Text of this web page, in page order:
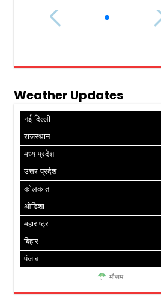
Weather Updates
नई दिल्ली
राजस्थान
मध्य प्रदेश
उत्तर प्रदेश
कोलकाता
ओडिशा
महाराष्ट्र
बिहार
पंजाब
मौसम